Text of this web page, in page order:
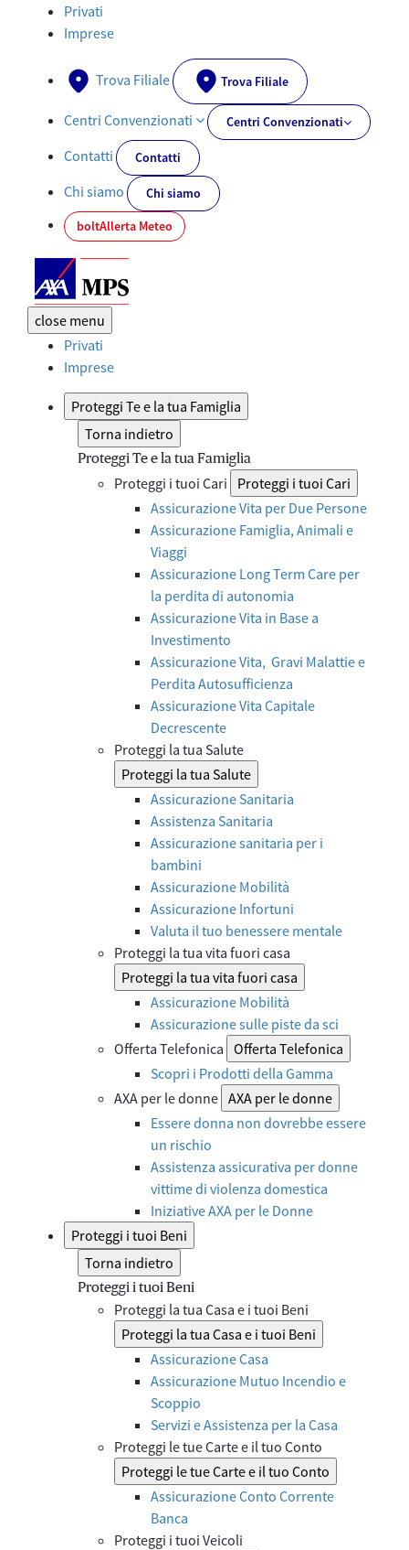
Investimenti e Risparmio - AXA-MPS.IT
Privati
Imprese
Trova Filiale Trova Filiale
Centri Convenzionati Centri Convenzionati
Contatti Contatti
Chi siamo
Chi siamo
boltAllerta Meteo
close menu
Privati
Imprese
Proteggi Te e la tua Famiglia
Torna indietro
Proteggi Te e la tua Famiglia
Proteggi i tuoi Cari
Proteggi i tuoi Cari
Assicurazione Vita per Due Persone
Assicurazione Famiglia, Animali e
Viaggi
Assicurazione Long Term Care per
la perdita di autonomia
Assicurazione Vita in Base a
Investimento
Assicurazione Vita, Gravi Malattie e
Perdita Autosufficienza
Assicurazione Vita Capitale
Decrescente
Proteggi la tua Salute
Proteggi la tua Salute
Assicurazione Sanitaria
Assistenza Sanitaria
Assicurazione sanitaria per i
bambini
Assicurazione Mobilità
Assicurazione Infortuni
Valuta il tuo benessere mentale
Proteggi la tua vita fuori casa
Proteggi la tua vita fuori casa
Assicurazione Mobilità
Assicurazione sulle piste da sci
Offerta Telefonica Offerta Telefonica
Scopri i Prodotti della Gamma
AXA per le donne AXA per le donne
Essere donna non dovrebbe essere
un rischio
Assistenza assicurativa per donne
vittime di violenza domestica
Iniziative AXA per le Donne
Proteggi i tuoi Beni
Torna indietro
Proteggi i tuoi Beni
Proteggi la tua Casa e i tuoi Beni
Proteggi la tua Casa e i tuoi Beni
Assicurazione Casa
Assicurazione Mutuo Incendio e
Scoppio
Servizi e Assistenza per la Casa
Proteggi le tue Carte e il tuo Conto
Proteggi le tue Carte e il tuo Conto
Assicurazione Conto Corrente
Banca
Proteggi i tuoi Veicoli